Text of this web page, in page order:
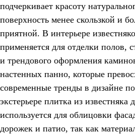
подчеркивает красоту
поверхность менее скользкой и
приятной. В интерьере
применяется для отделки полов,
и трендового оформления
настенных панно, которые
современные тренды в дизайне
экстерьере плитка из известняка
используется для облицовки
дорожек и патио, так как